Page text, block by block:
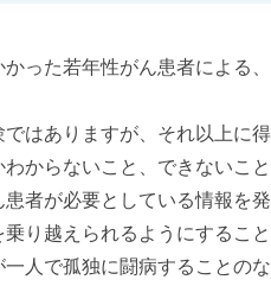
った若年性がん患者による
はありますが、それ以上に
からないこと、できないこ
者が必要としている情報を
り越えられるようにすること
人で孤独に闘病することの